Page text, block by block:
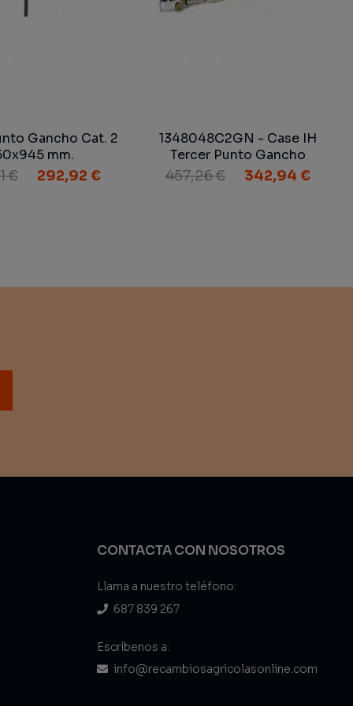
Gancho Cat. 2
mm.
€ 292,92 €
1348048C2GN - Case IH
Tercer Punto Gancho
Categoría 2/3 Adaptable
Series MX-5000
457,26 € 342,94 €
CONTACTA CON NOSOTROS
Llama a nuestro teléfono:
687 839 267
Escríbenos a:
info@recambiosagricolasonline.com